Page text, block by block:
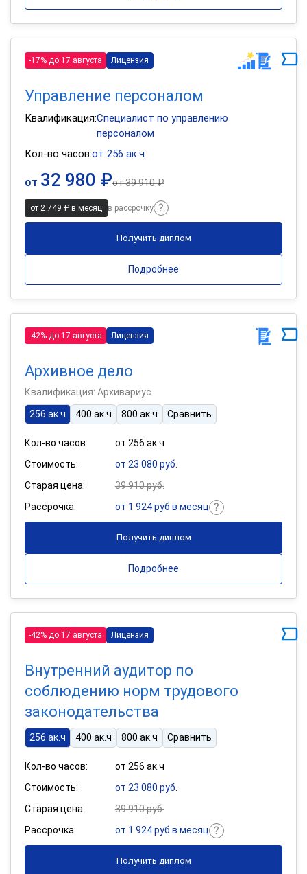
-17% до 17 августа Лицензия
Управление персоналом
Квалификация:Специалист по управлению
персоналом
Кол-во часов:от 256 ак.ч
от 32 980 ₽от39 910 ₽
от 2 749 ₽ в месяц в рассрочку
Получить диплом
Подробнее
-42% до 17 августа Лицензия
Архивное дело
Квалификация: Архивариус
256 ак.ч
400 ак.ч 800 ак.ч Сравнить
Кол-во часов:
от 256 ак.ч
Стоимость:
от 23 080 руб.
Старая цена:
39 910 руб.
Рассрочка:
от 1 924 руб в месяц
Получить диплом
Подробнее
-42% до 17 августа Лицензия
Внутренний аудитор по
соблюдению норм трудового
законодательства
256 ак.ч 400 ак.ч 800 ак.ч Сравнить
Кол-во часов:
от 256 ак.ч
Стоимость:
от 23 080 руб.
Старая цена:
39 910 руб.
Рассрочка:
от 1 924 руб в месяц
Получить диплом